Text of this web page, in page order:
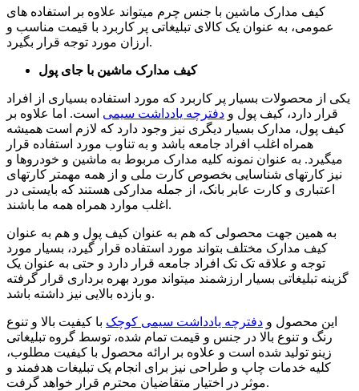
کیف مدارک ماشین با جنس چرم میتواند علاوه بر استفاده های
عمومی، به عنوان یک کالای تبلیغاتی پر کاربرد با قیمت مناسب و
ارزان مورد توجه قرار بگیرد.
کیف مدارک ماشین با جای پول
یکی از محصولات بسیار پر کاربرد که مورد استفاده بسیاری از افراد
قرار دارد، کیف پول و دفترچه یادداشت سیمی است. اما علاوه بر
کیف پول، مدارک بسیار دیگری نیز وجود دارد که لازم است همیشه
همراه اغلب افراد جامعه باشد و به تناوب مورد استفاده قرار
میگیرد. به عنوان نمونه کلیه مدارک مربوط به ماشین و خودروها و
نیز کارتهای شناسایی بخصوص کارت ملی و از همه مهمتر کارتهای
اعتباری و کارت عابر بانک، از جمله مدارکی هستند که بایستی در
اغلب موارد همراه همه ما باشند.
به همین جهت محصولی که هم به عنوان کیف پول و هم به عنوان
کیف مدارک مختلف بتواند مورد استفاده قرار گیرد، بسیار مورد
توجه و علاقه تک تک افراد جامعه قرار دارد و حتی به عنوان یک
گزینه تبلیغاتی بسیار ارزشمند میتواند مورد بهره برداری قرار گرفته
و بازده بالایی نیز داشته باشد.
این محصول و دفترچه یادداشت سیمی کوچک با کیفیت بالا و تنوع
رنگ و تنوع بالا در جنس و قیمت تمام شده، توسط گروه تبلیغاتی
زینو تولید شده است و علاوه بر ارائه محصول با کیفیت مطلوب،
کلیه خدمات چاپ و طراحی نیز برای انجام یک تبلیغات هدفمند و
موثر در اختیار متقاضیان محترم قرار خواهد گرفت.